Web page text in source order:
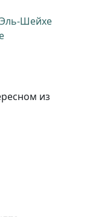
Шейхе
из